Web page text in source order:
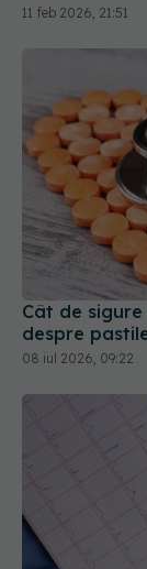
11 feb 2026, 21:51
Cât de
despre
08 iul 2026, 09:22